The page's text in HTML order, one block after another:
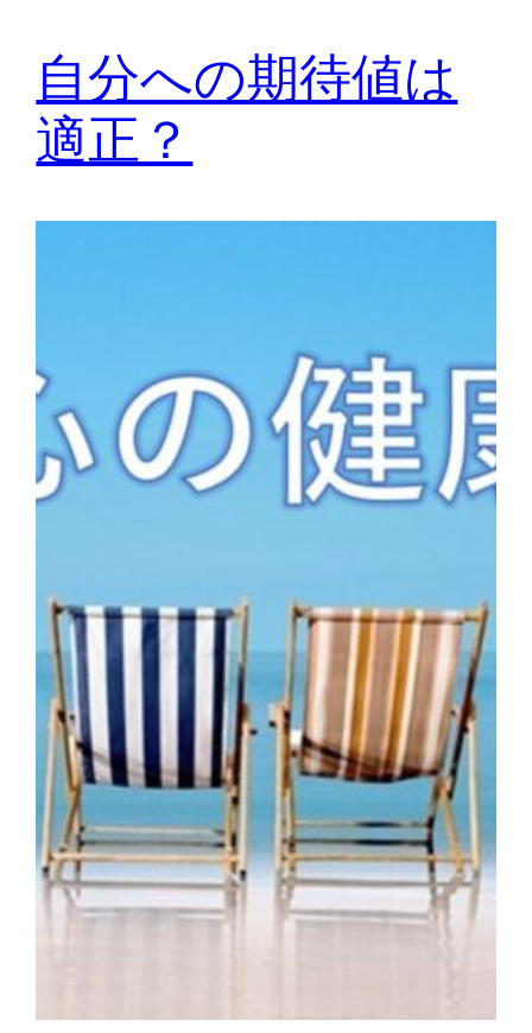
自分への期待値は
適正？